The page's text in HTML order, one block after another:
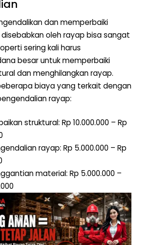
dan memperbaiki
oleh rayap bisa sangat
sering kali harus
besar untuk memperbaiki
dan menghilangkan rayap.
biaya yang terkait dengan
rayap:
struktural: Rp 10.000.000 – Rp
rayap: Rp 5.000.000 – Rp
material: Rp 5.000.000 –